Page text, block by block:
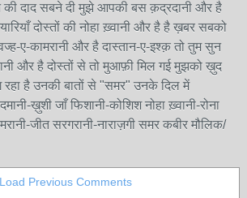
दाद सबने दी मुझे आपकी बस क़द्रदानी और है
दोस्तों की नोहा ख़्वानी और है है ख़बर सबको
ए-कामरानी और है दास्तान-ए-इश्क़ तो तुम सुन
और है दोस्तों से तो मुआफ़ी मिल गई मुझको ख़ुद
है उनकी बातों से "समर" उनके दिल में
ख़ुशी जाँ फिशानी-कोशिश नोहा ख़्वानी-रोना
जीत सरगरानी-नाराज़गी समर कबीर मौलिक/
Load Previous Comments